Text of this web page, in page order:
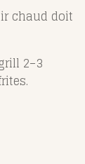
chaud doit
2–3